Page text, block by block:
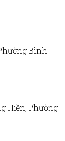
Bình
Hiền, Phường